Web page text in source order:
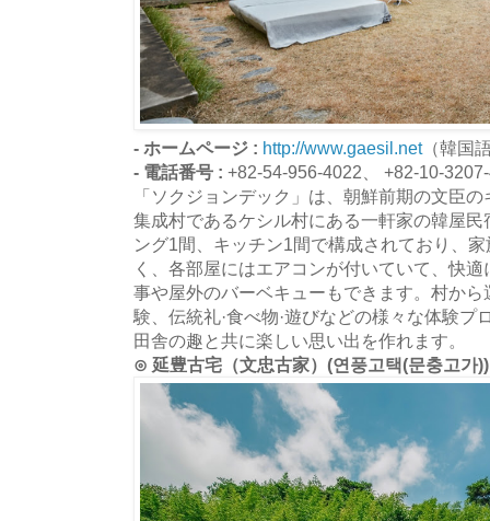
- ホームページ : http://www.gaesil.net（韓国
- 電話番号 : +82-54-956-4022、 +82-10-
「ソクジョンデック」は、朝鮮前期の文臣
集成村であるケシル村にある一軒家の韓屋
ング1間、キッチン1間で構成されており、
く、各部屋にはエアコンが付いていて、快
事や屋外のバーベキューもできます。村か
験、伝統礼·食べ物·遊びなどの様々な体験プ
田舎の趣と共に楽しい思い出を作れます。
⊙ 延豊古宅（文忠古家）(연풍고택(문충고가))